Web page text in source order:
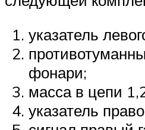
указатель
фонари;
масса в цепи
указатель